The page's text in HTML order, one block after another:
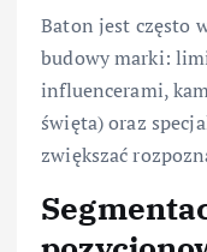
Baton jest często
budowy marki:
influencerami,
święta) oraz
zwiększać